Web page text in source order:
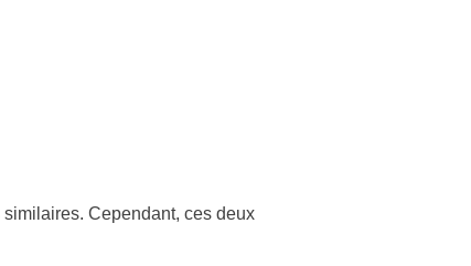
Cependant, ces deux